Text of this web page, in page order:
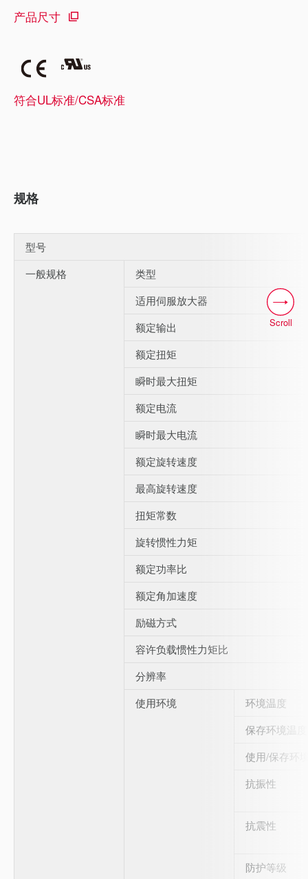
产品尺寸
符合UL标准/CSA标准
规格
型号
一般规格
类型
适用伺服放大器
额定输出
额定扭矩
瞬时最大扭矩
额定电流
瞬时最大电流
额定旋转速度
最高旋转速度
扭矩常数
旋转惯性力矩
额定功率比
额定角加速度
励磁方式
容许负载惯性力矩比
分辨率
使用环境
环境温度
保存环境温度
使用/保存环
抗振性
抗震性
防护等级
Scroll